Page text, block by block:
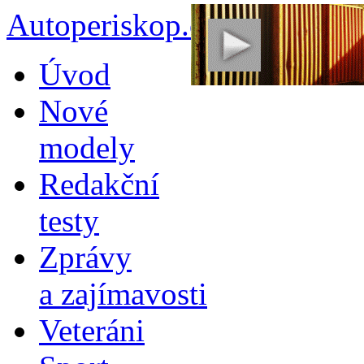
Autoperiskop.cz –
obsahu
webu
Úvod
Nové
modely
Redakční
testy
Zprávy
a zajímavosti
Veteráni